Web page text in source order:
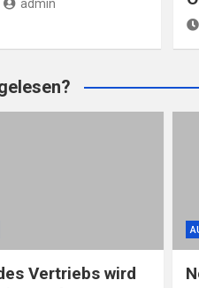
admin
Vertriebs wird